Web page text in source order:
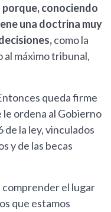
conociendo
una doctrina muy
como la
máximo tribunal,
queda firme
ordena al Gobierno
de la ley, vinculados
y de las becas
el lugar
que estamos